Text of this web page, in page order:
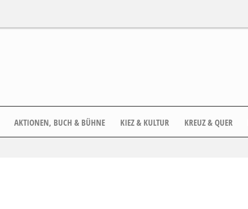
AKTIONEN, BUCH & BÜHNE KIEZ & KULTUR KREUZ & QUER